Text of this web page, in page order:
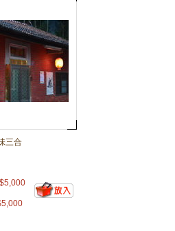
三合
$5,000
5,000